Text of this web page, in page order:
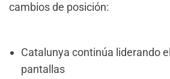
cambios de posición:
Catalunya continúa liderando
pantallas